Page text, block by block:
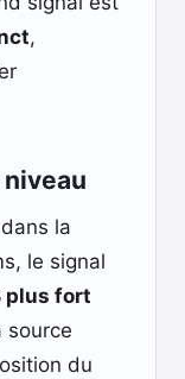
,
la
le signal
plus fort
source
du